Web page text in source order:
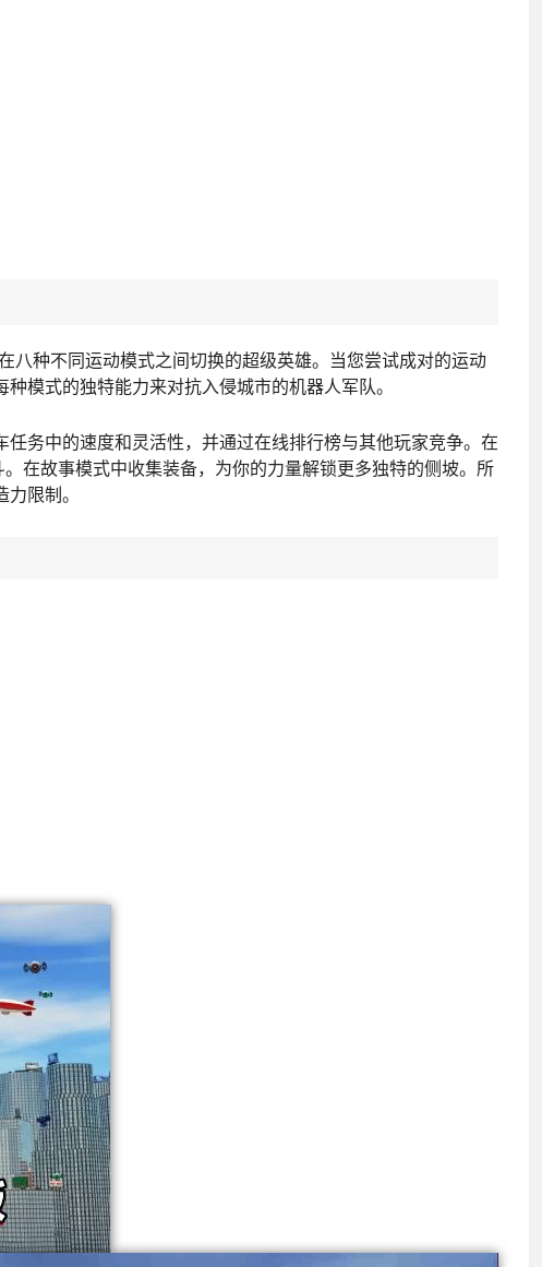
种不同运动模式之间切换的超级英雄。当您尝试成对的运动
模式的独特能力来对抗入侵城市的机器人军队。
务中的速度和灵活性，并通过在线排行榜与其他玩家竞争。在
在故事模式中收集装备，为你的力量解锁更多独特的侧坡。所
限制。